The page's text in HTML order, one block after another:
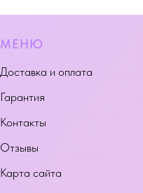
МЕНЮ
Доставка и оплата
Гарантия
Контакты
Отзывы
Карта сайта